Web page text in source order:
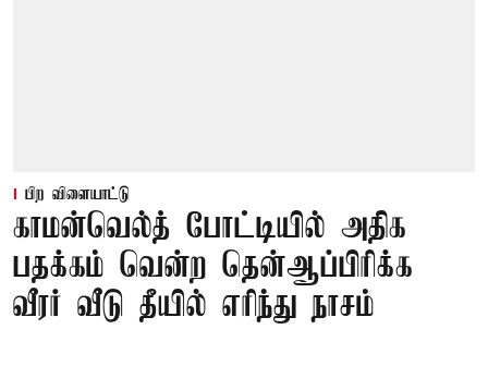
பிற விளையாட்டு
காமன்வெல்த் போட்டியில் அதிக
பதக்கம் வென்ற தென்ஆப்பிரிக்க
வீரர் வீடு தீயில் எரிந்து நாசம்